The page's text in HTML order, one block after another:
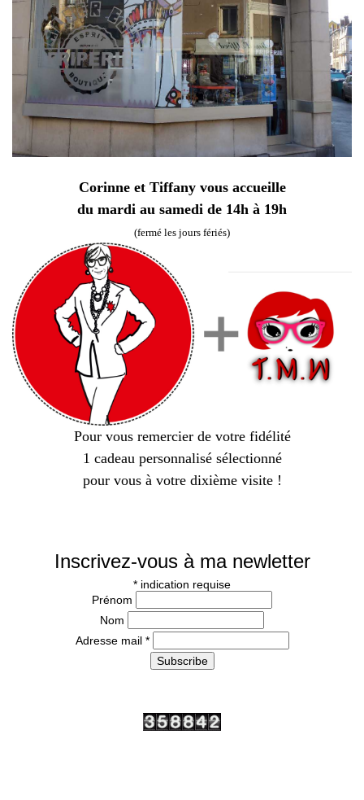
Corinne et Tiffany vous accueille
du mardi au samedi de 14h à 19h
(fermé les jours fériés)
Pour vous remercier de votre fidélité
1 cadeau personnalisé sélectionné
pour vous à votre dixième visite !
Inscrivez-vous à ma newletter
* indication requise
Prénom
Nom
Adresse mail *